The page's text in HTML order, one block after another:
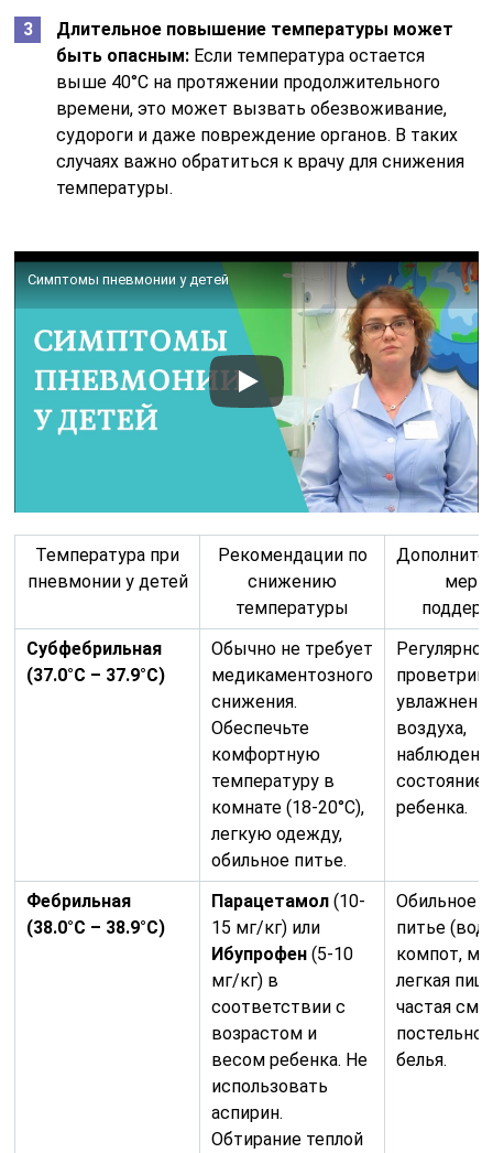
Длительное повышение температуры может
быть опасным: Если температура остается
выше 40°C на протяжении продолжительного
времени, это может вызвать обезвоживание,
судороги и даже повреждение органов. В таких
случаях важно обратиться к врачу для снижения
температуры.
Симптомы пневмонии у детей
Температура при
пневмонии у детей
Рекомендации по
снижению
температуры
меры
Субфебрильная
(37.0°C – 37.9°C)
Обычно не требует
медикаментозного
снижения.
Обеспечьте
комфортную
температуру в
комнате (18-20°C),
легкую одежду,
обильное питье.
Регулярное
воздуха,
ребенка.
Фебрильная
(38.0°C – 38.9°C)
Парацетамол (10-
15 мг/кг) или
Ибупрофен (5-10
мг/кг) в
соответствии с
возрастом и
весом ребенка. Не
использовать
аспирин.
Обтирание теплой
Обильное
питье
компот,
легкая
частая
белья.